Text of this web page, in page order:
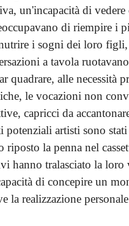
un'incapacità di
di riempire i
i sogni dei loro figli,
a tavola
quadrare, alle necessità
le vocazioni non
capricci da
potenziali artisti sono
la penna nel
hanno tralasciato la loro
di concepire un
realizzazione personale